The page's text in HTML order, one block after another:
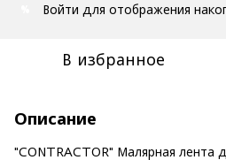
Войти для отображения
В избранное
Описание
"CONTRACTOR" Малярная лента